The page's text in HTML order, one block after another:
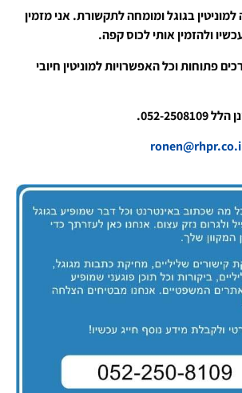
בגוגל ומומחה לתקשורת. אני מזמין
ולהזמין אותי לכוס קפה.
פתוחות וכל האפשרויות למוניטין חיובי